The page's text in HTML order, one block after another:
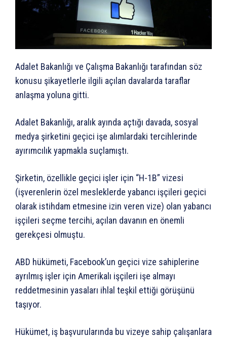
Adalet Bakanlığı ve Çalışma Bakanlığı tarafından söz
konusu şikayetlerle ilgili açılan davalarda taraflar
anlaşma yoluna gitti.
Adalet Bakanlığı, aralık ayında açtığı davada, sosyal
medya şirketini geçici işe alımlardaki tercihlerinde
ayırımcılık yapmakla suçlamıştı.
Şirketin, özellikle geçici işler için “H-1B” vizesi
(işverenlerin özel mesleklerde yabancı işçileri geçici
olarak istihdam etmesine izin veren vize) olan yabancı
işçileri seçme tercihi, açılan davanın en önemli
gerekçesi olmuştu.
ABD hükümeti, Facebook’un geçici vize sahiplerine
ayrılmış işler için Amerikalı işçileri işe almayı
reddetmesinin yasaları ihlal teşkil ettiği görüşünü
taşıyor.
Hükümet, iş başvurularında bu vizeye sahip çalışanlara